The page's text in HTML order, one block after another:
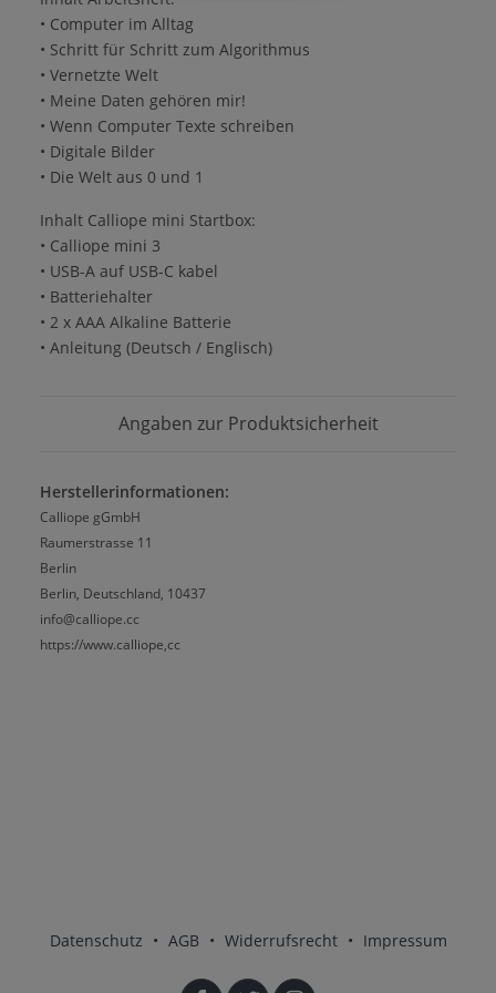
• Computer im Alltag
• Schritt für Schritt zum Algorithmus
• Vernetzte Welt
• Meine Daten gehören mir!
• Wenn Computer Texte schreiben
• Digitale Bilder
• Die Welt aus 0 und 1
Inhalt Calliope mini Startbox:
• Calliope mini 3
• USB-A auf USB-C kabel
• Batteriehalter
• 2 x AAA Alkaline Batterie
• Anleitung (Deutsch / Englisch)
Angaben zur Produktsicherheit
Herstellerinformationen:
Calliope gGmbH
Raumerstrasse 11
Berlin
Berlin, Deutschland, 10437
info@calliope.cc
https://www.calliope,cc
Datenschutz • AGB • Widerrufsrecht • Impressum